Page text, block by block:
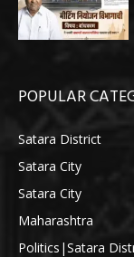
POPULAR
Satara District
Satara City
Satara City
Maharashtra
Politics|Satara